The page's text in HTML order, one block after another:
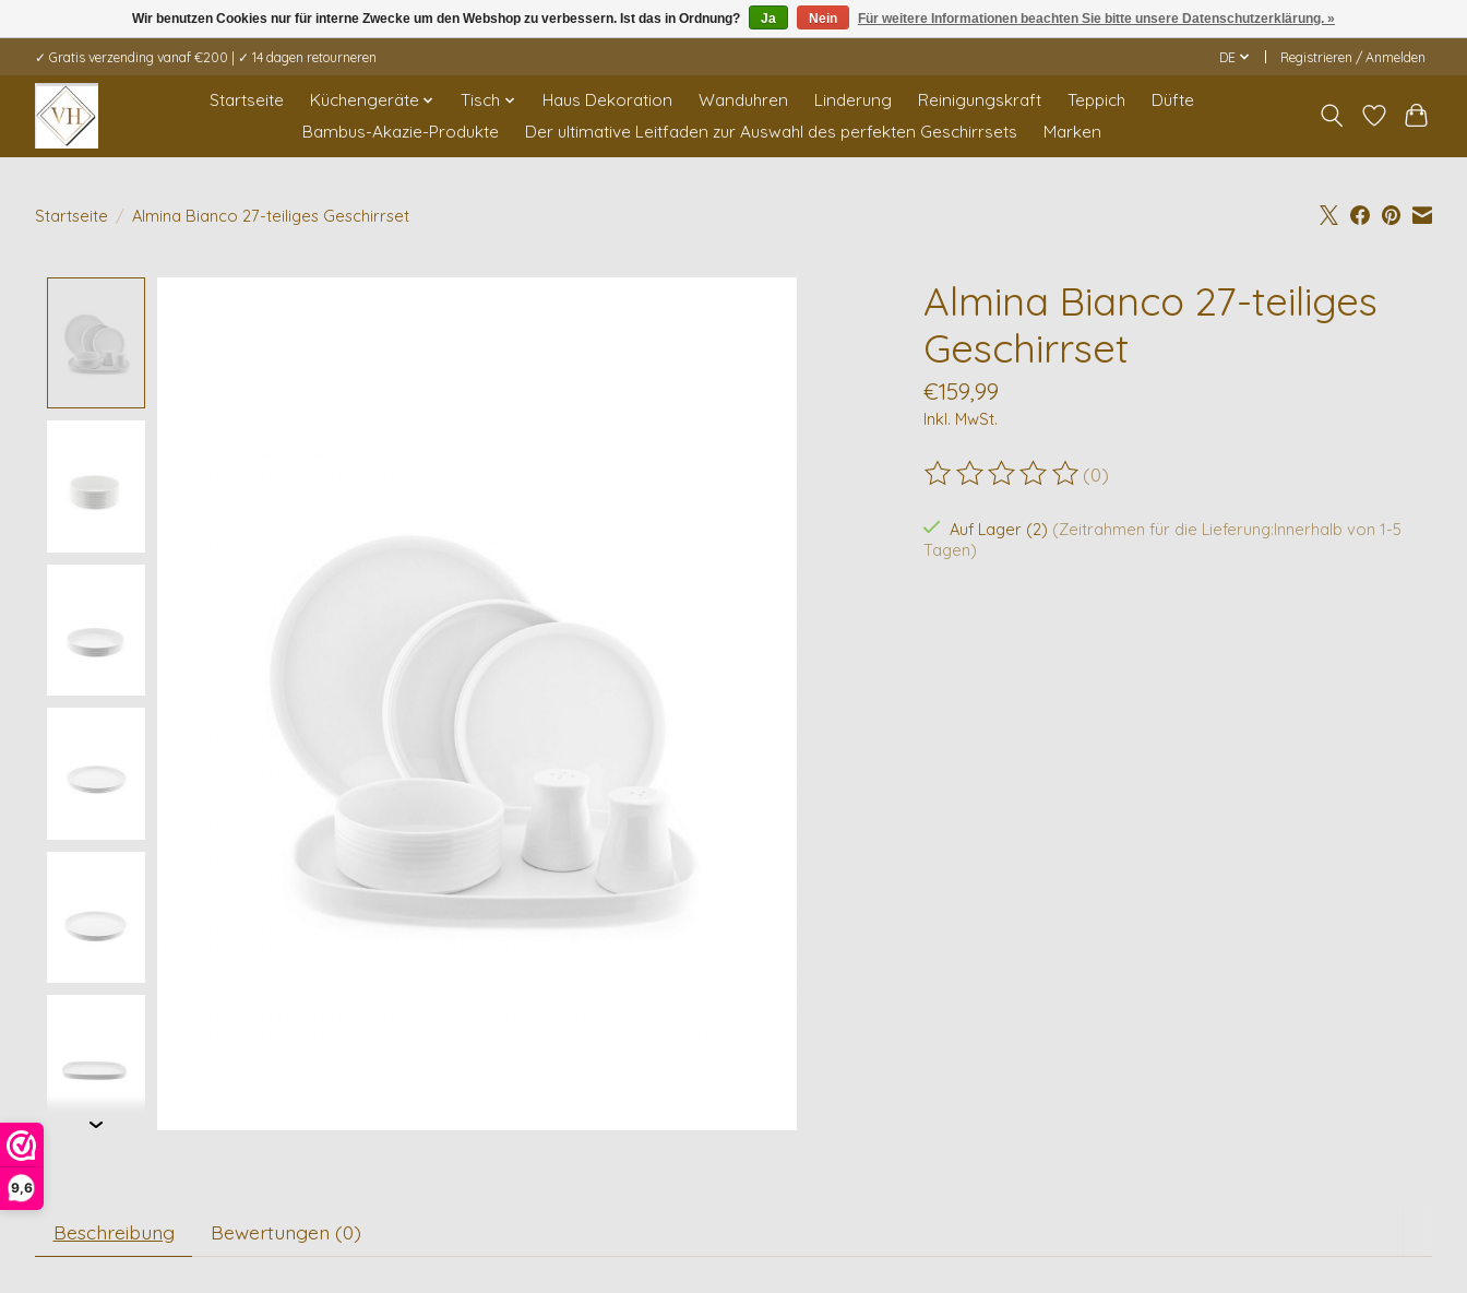
9,6
✓ Gratis verzending vanaf €200 | ✓ 14 dagen retourneren DE Registrieren / Anmelden
Startseite Küchengeräte Tisch Haus Dekoration Wanduhren Linderung Reinigungskraft Teppich
Düfte
Bambus-Akazie-Produkte
Der ultimative Leitfaden zur Auswahl des perfekten Geschirrsets Marken
Startseite / Almina Bianco 27-teiliges Geschirrset
Almina Bianco 27-teiliges
Geschirrset
€159,99
Inkl. MwSt.
Die Bewertung dieses Produkts ist
(0)
Auf Lager (2) (Zeitrahmen für die Lieferung:Innerhalb von 1-5
Tagen)
Beschreibung Bewertungen (0)
Wir benutzen Cookies nur für interne Zwecke um den Webshop zu verbessern. Ist das in Ordnung? Ja Nein Für weitere Informationen beachten Sie bitte unsere Datenschutzerklärung. »